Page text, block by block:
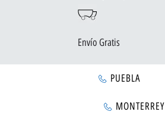
Envío Gratis
PUEBLA
MONTERREY